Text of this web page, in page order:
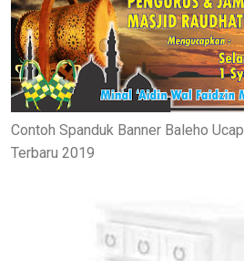
Contoh Spanduk Banner Baleho
Terbaru 2019